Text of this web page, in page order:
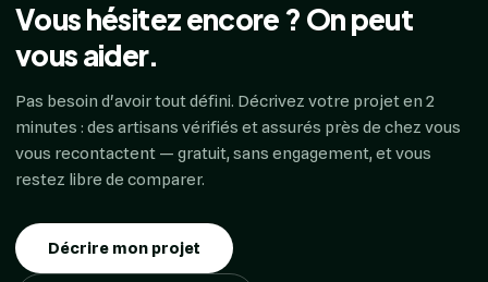
Vous hésitez encore ? On peut
vous aider.
Pas besoin d'avoir tout défini. Décrivez votre projet en 2
minutes : des artisans vérifiés et assurés près de chez vous
vous recontactent — gratuit, sans engagement, et vous
restez libre de comparer.
Décrire mon projet